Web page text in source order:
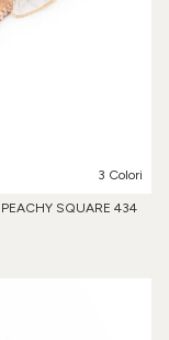
3 Colori
SQUARE 434